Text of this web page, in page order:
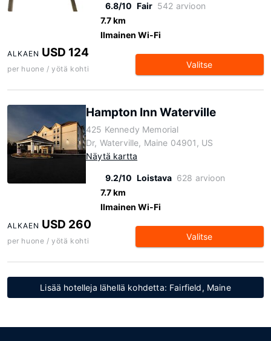
6.8/10 Fair 542 arvioon
7.7 km
Ilmainen Wi-Fi
ALKAEN USD 124
per huone / yötä kohti Valitse
Hampton Inn Waterville
425 Kennedy Memorial
Dr, Waterville, Maine 04901, US
Näytä kartta
9.2/10 Loistava 628 arvioon
7.7 km
Ilmainen Wi-Fi
ALKAEN USD 260
per huone / yötä kohti Valitse
Lisää hotelleja lähellä kohdetta: Fairfield, Maine